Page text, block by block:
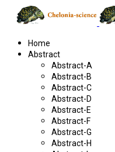
Home
Abstract
Abstract-A
Abstract-B
Abstract-C
Abstract-D
Abstract-E
Abstract-F
Abstract-G
Abstract-H